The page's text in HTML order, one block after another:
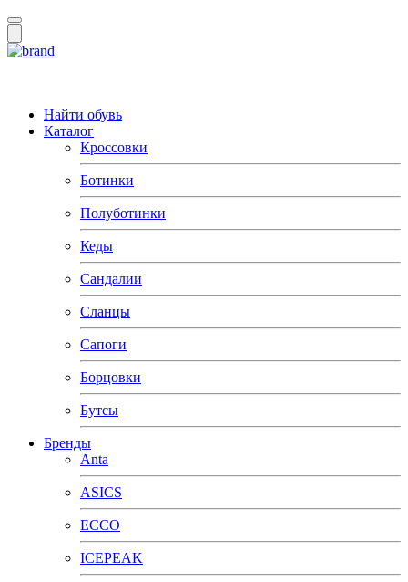
Найти обувь
Каталог
Кроссовки
Ботинки
Полуботинки
Кеды
Сандалии
Сланцы
Сапоги
Борцовки
Бутсы
Бренды
Anta
ASICS
ECCO
ICEPEAK